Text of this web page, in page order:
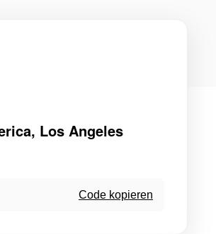
, Los Angeles
Code kopieren